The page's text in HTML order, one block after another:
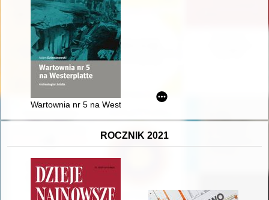
Wartownia nr 5 na Westerplatte : archeologia i źródła
ROCZNIK 2021